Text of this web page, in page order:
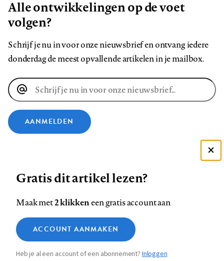
Alle ontwikkelingen op de voet
volgen?
Schrijf je nu in voor onze nieuwsbrief en ontvang iedere
donderdag de meest opvallende artikelen in je mailbox.
E-
mailadres
AANMELDEN
ons
op
Facebook
ons
op
LinkedIn
ons
op
Bluesky
ons
op
Instagram
ons
op
YouTube
ons
Footer
navigation
Contact Colofon Disclaimer Privacy
Medische vragen verdienen
betrouwbare antwoorden
Zie onze cookie policy
Analytische cookies
Marketing cookies
Gratis dit artikel lezen?
Maak met2 klikkeneen gratis account aan
ACCOUNT AANMAKEN
Heb je al een account of een abonnement?Inloggen